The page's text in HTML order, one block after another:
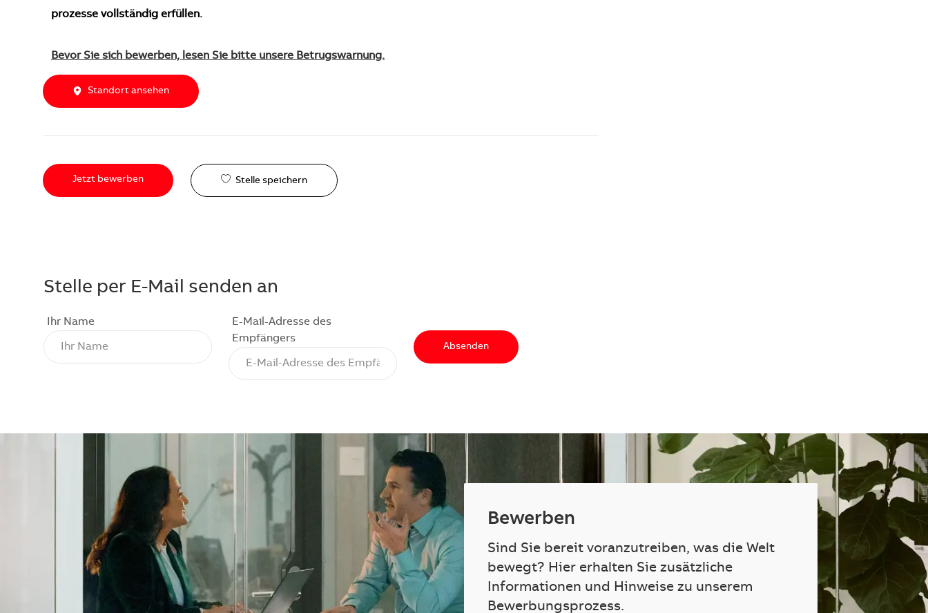
prozesse vollständig erfüllen.
Bevor Sie sich bewerben, lesen Sie bitte unsere Betrugswarnung.
Standort ansehen
Jetzt bewerben Stelle speichern
Stelle per E-Mail senden an
Ihr Name
E-Mail-Adresse des
Empfängers
Absenden
Bewerben
Sind Sie bereit voranzutreiben, was die Welt
bewegt? Hier erhalten Sie zusätzliche
Informationen und Hinweise zu unserem
Bewerbungsprozess.